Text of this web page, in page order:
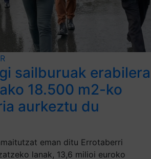
sailburuak erabilera
18.500 m2-ko
aurkeztu du
eman ditu Errotaberri
lanak, 13,6 milioi euroko